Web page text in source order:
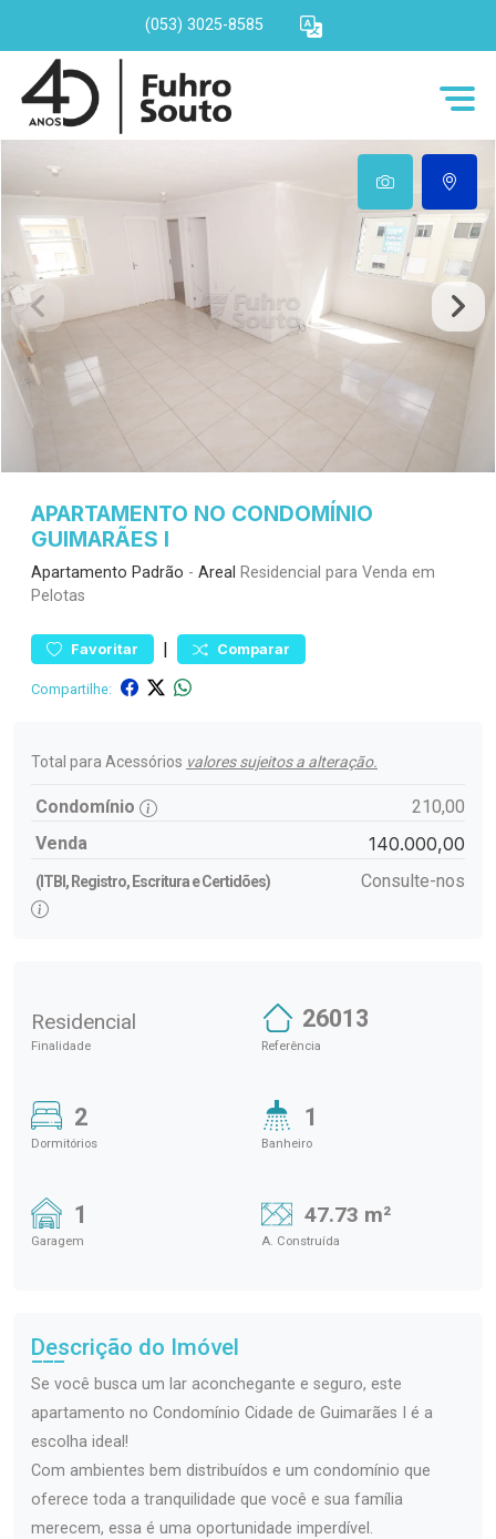
(053) 3025-8585
APARTAMENTO NO CONDOMÍNIO
GUIMARÃES I
Apartamento Padrão - Areal Residencial para Venda em
Pelotas
Favoritar | Comparar
Compartilhe:
Total para Acessórios valores sujeitos a alteração.
Condomínio
210,00
Venda
140.000,00
(ITBI, Registro, Escritura e Certidões) Consulte-nos
Residencial
Finalidade
26013
Referência
2
Dormitórios
1
Banheiro
1
Garagem
47.73 m²
A. Construída
Descrição do Imóvel
Se você busca um lar aconchegante e seguro, este
apartamento no Condomínio Cidade de Guimarães I é a
escolha ideal!
Com ambientes bem distribuídos e um condomínio que
oferece toda a tranquilidade que você e sua família
merecem, essa é uma oportunidade imperdível.